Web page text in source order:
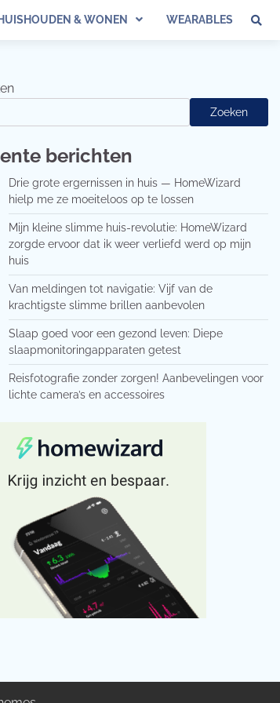
HUISHOUDEN & WONEN WEARABLES
Zoeken
berichten
Drie grote ergernissen in huis — HomeWizard
hielp me ze moeiteloos op te lossen
Mijn kleine slimme huis-revolutie: HomeWizard
zorgde ervoor dat ik weer verliefd werd op mijn
huis
Van meldingen tot navigatie: Vijf van de
krachtigste slimme brillen aanbevolen
Slaap goed voor een gezond leven: Diepe
slaapmonitoringapparaten getest
Reisfotografie zonder zorgen! Aanbevelingen voor
lichte camera’s en accessoires